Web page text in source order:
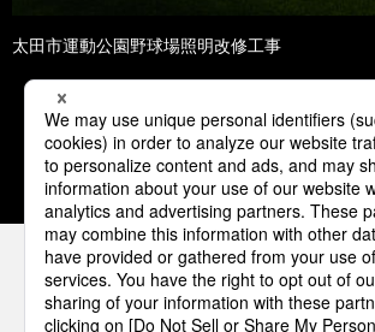
太田市運動公園野球場照明改修工事
1 2 3 4 5
パナソニックの電気設備 SNSア